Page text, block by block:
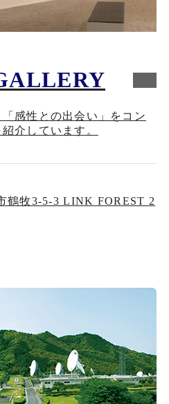
「感性との出会い」をコン
介しています。
鶴牧3-5-3 LINK FOREST 2